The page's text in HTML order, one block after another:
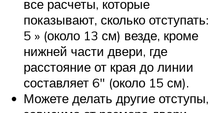
все расчеты, которые
показывают, сколько отступать:
5 » (около 13 см) везде, кроме
нижней части двери, где
расстояние от края до линии
составляет 6″ (около 15 см).
Можете делать другие отступы,